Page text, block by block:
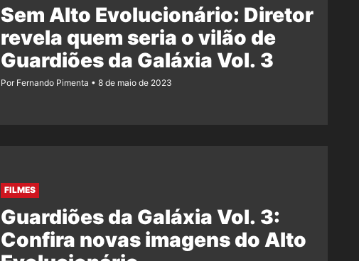
Sem Alto Evolucionário: Diretor
revela quem seria o vilão de
Guardiões da Galáxia Vol. 3
Por Fernando Pimenta 8 de maio de 2023
FILMES
Guardiões da Galáxia Vol. 3:
Confira novas imagens do Alto